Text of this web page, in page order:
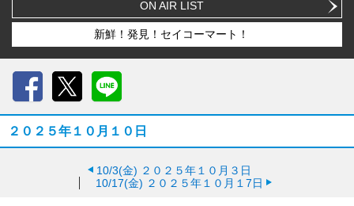
ON AIR LIST
新鮮！発見！セイコーマート！
２０２５年１０月１０日
10/3(金) ２０２５年１０月３日
10/17(金) ２０２５年１０月１7日